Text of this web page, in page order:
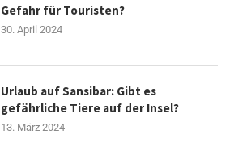
Gefahr für Touristen?
30. April 2024
Urlaub auf Sansibar: Gibt es
gefährliche Tiere auf der Insel?
13. März 2024